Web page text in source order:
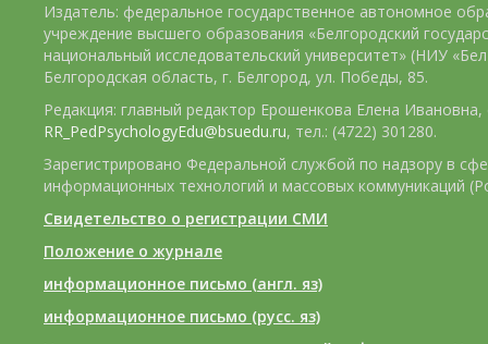
Издатель: федеральное государственное автономное
учреждение высшего образования «Белгородский
национальный исследовательский университет» (НИУ
Белгородская область, г. Белгород, ул. Победы, 85.
Редакция: главный редактор Ерошенкова Елена Ивановна,
RR_PedPsychologyEdu@bsuedu.ru, тел.: (4722) 301280.
Зарегистрировано Федеральной службой по надзору в
информационных технологий и массовых коммуникаций
Свидетельство о регистрации СМИ
Положение о журнале
информационное письмо (англ. яз)
информационное письмо (русс. яз)